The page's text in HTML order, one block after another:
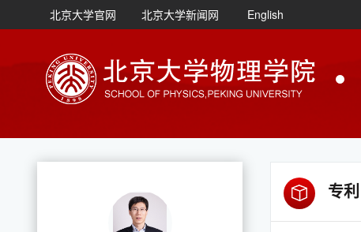
北京大学官网 北京大学新闻网 English
专利